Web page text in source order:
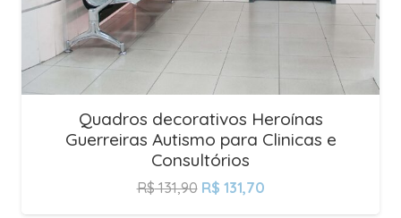
Quadros decorativos Heroínas
Guerreiras Autismo para Clinicas e
Consultórios
R$131,90 R$ 131,70